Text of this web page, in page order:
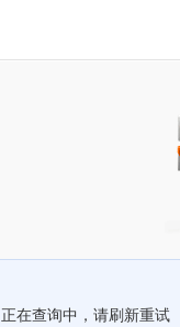
正在查询中，请刷新重试